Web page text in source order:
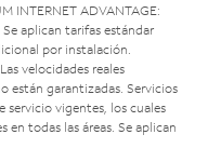
INTERNET ADVANTAGE:
aplican tarifas estándar
por instalación.
velocidades reales
están garantizadas. Servicios
servicio vigentes, los cuales
en todas las áreas. Se aplican